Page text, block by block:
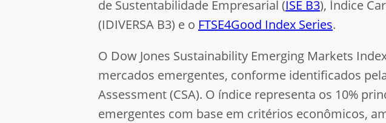
de Sustentabilidade Empresarial (ISE B3), Índice
(IDIVERSA B3) e o FTSE4Good Index Series.
O Dow Jones Sustainability Emerging Markets
mercados emergentes, conforme identificados
Assessment (CSA). O índice representa os 10%
emergentes com base em critérios econômicos,